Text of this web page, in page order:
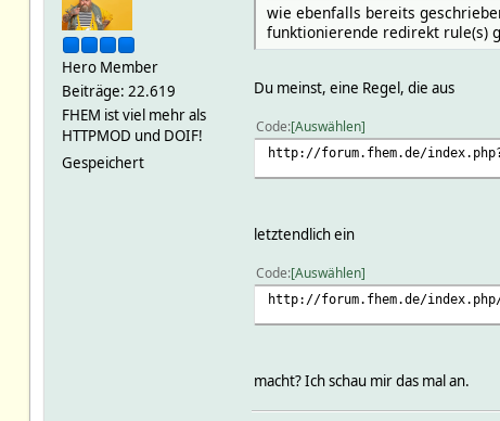
Hero Member
Beiträge: 22.619
FHEM ist viel mehr als
HTTPMOD und DOIF!
Gespeichert
wie ebenfalls bereits
funktionierende redirekt rule(s)
Du meinst, eine Regel, die aus
Code Auswählen
http://forum.fhem.de/
letztendlich ein
Code Auswählen
http://forum.fhem.de/index.php/
macht? Ich schau mir das mal an.